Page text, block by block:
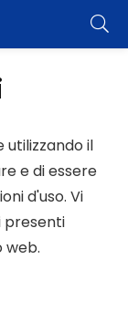
utilizzando il
e di essere
d'uso. Vi
presenti
web.